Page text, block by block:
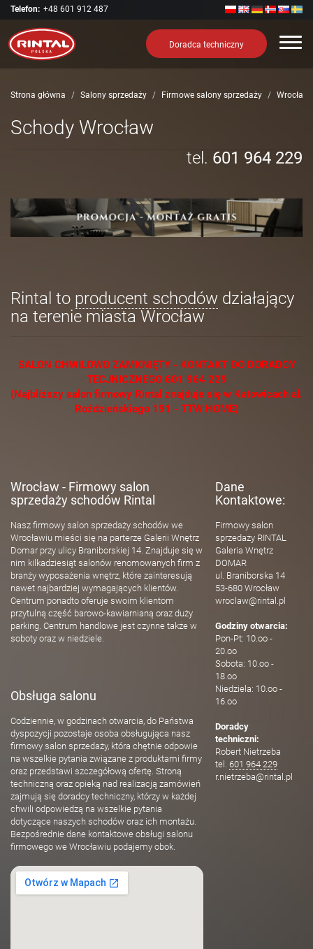
Telefon: +48 601 912 487
Doradca techniczny
Strona główna Salony sprzedaży Firmowe salony sprzedaży Wrocław
tel. 601 964 229
Schody Wrocław
Rintal to producent schodów działający
na terenie miasta Wrocław
SALON CHWILOWO ZAMKNIĘTY - KONTAKT DO DORADCY
TECJNICZNEGO 601 964 229
(Najbliższy salon firmowy Rintal znajduje się w Katowicach al.
Roździeńskiego 191 - TTW HOME)
Wrocław - Firmowy salon
sprzedaży schodów Rintal
Nasz firmowy salon sprzedaży schodów we
Wrocławiu mieści się na parterze Galerii Wnętrz
Domar przy ulicy Braniborskiej 14. Znajduje się w
nim kilkadziesiąt salonów renomowanych firm z
branży wyposażenia wnętrz, które zainteresują
nawet najbardziej wymagających klientów.
Centrum ponadto oferuje swoim klientom
przytulną część barowo-kawiarnianą oraz duży
parking. Centrum handlowe jest czynne także w
soboty oraz w niedziele.
Obsługa salonu
Codziennie, w godzinach otwarcia, do Państwa
dyspozycji pozostaje osoba obsługująca nasz
firmowy salon sprzedaży, która chętnie odpowie
na wszelkie pytania związane z produktami firmy
oraz przedstawi szczegółową ofertę. Stroną
techniczną oraz opieką nad realizacją zamówień
zajmują się doradcy techniczny, którzy w każdej
chwili odpowiedzą na wszelkie pytania
dotyczące naszych schodów oraz ich montażu.
Bezpośrednie dane kontaktowe obsługi salonu
firmowego we Wrocławiu podajemy obok.
Dane
Kontaktowe:
Firmowy salon
sprzedaży RINTAL
Galeria Wnętrz
DOMAR
ul. Braniborska 14
53-680 Wrocław
wroclaw@rintal.pl
Godziny otwarcia:
Pon-Pt: 10.oo -
20.oo
Sobota: 10.oo -
18.oo
Niedziela: 10.oo -
16.oo
Doradcy
techniczni:
Robert Nietrzeba
tel. 601 964 229
r.nietrzeba@rintal.pl